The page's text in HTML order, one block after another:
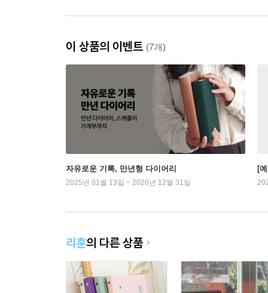
이 상품의 이벤트 (7개)
자유로운 기록, 만년형 다이어리
2025년 01월 13일 ~ 2026년 12월 31일
[
리훈의 다른 상품